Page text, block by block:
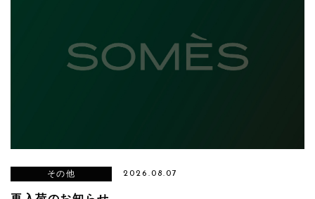
その他 2026.08.07